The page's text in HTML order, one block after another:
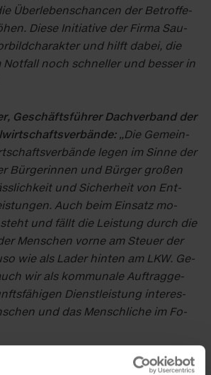
Über­le­bens­chan­cen der Be­trof­fe­
Die­se In­itia­ti­ve der Fir­ma Sau­
und hilft da­bei, die
noch schnel­ler und bes­ser in
Ge­schäfts­füh­rer Dach­ver­band der
„Die Ge­mein­
le­gen im Sin­ne der
Bür­ge­rin­nen und Bür­ger gro­ßen
und Si­cher­heit von Ent­
Auch beim Ein­satz mo­
und fällt die Leis­tung durch die
Men­schen vor­ne am Steu­er der
wie als La­der hin­ten am LKW. Ge­
wir als kom­mu­na­le Auf­trag­ge­
Dienst­leis­tung in­ter­es­
und das Mensch­li­che im Fo­
Grün­der:
„Als Vor­rei­ter im